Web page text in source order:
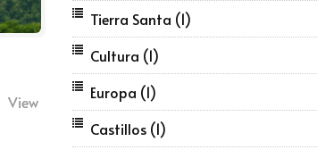
View
Tierra Santa (1)
Cultura (1)
Europa (1)
Castillos (1)